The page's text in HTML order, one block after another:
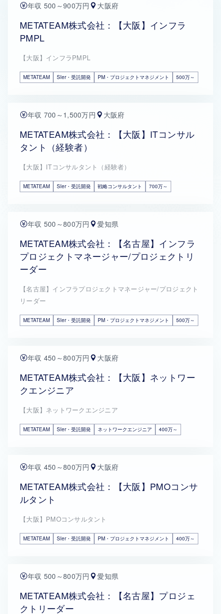
年収 500～900万円 大阪府
METATEAM株式会社：【大阪】インフラ
PMPL
【大阪】インフラPMPL
METATEAM SIer・受託開発 PM・プロジェクトマネジメント 500万～
年収 700～1,500万円 大阪府
METATEAM株式会社：【大阪】ITコンサル
タント（経験者）
【大阪】ITコンサルタント（経験者）
METATEAM SIer・受託開発 戦略コンサルタント 700万～
年収 500～800万円 愛知県
METATEAM株式会社：【名古屋】インフラ
プロジェクトマネージャー/プロジェクトリ
ーダー
【名古屋】インフラプロジェクトマネージャー/プロジェクト
リーダー
METATEAM SIer・受託開発 PM・プロジェクトマネジメント 500万～
年収 450～800万円 大阪府
METATEAM株式会社：【大阪】ネットワー
クエンジニア
【大阪】ネットワークエンジニア
METATEAM SIer・受託開発 ネットワークエンジニア 400万～
年収 450～800万円 大阪府
METATEAM株式会社：【大阪】PMOコンサ
ルタント
【大阪】PMOコンサルタント
METATEAM SIer・受託開発 PM・プロジェクトマネジメント 400万～
年収 500～800万円 愛知県
METATEAM株式会社：【名古屋】プロジェ
クトリーダー